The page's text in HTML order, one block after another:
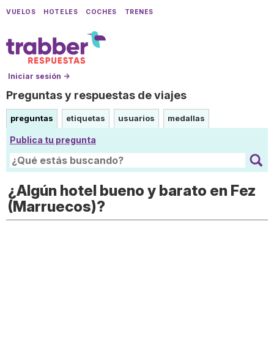
VUELOS HOTELES COCHES TRENES
Iniciar sesión →
Preguntas y respuestas de viajes
preguntas etiquetas usuarios medallas
Publica tu pregunta
¿Algún hotel bueno y barato en Fez
(Marruecos)?